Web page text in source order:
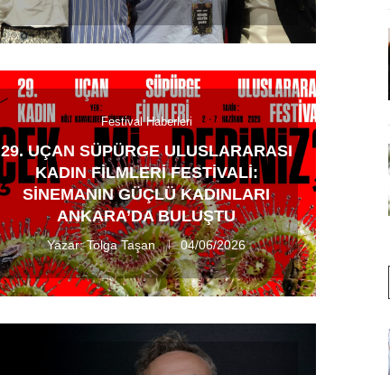
Festival Haberleri
29. UÇAN SÜPÜRGE ULUSLARARASI
KADIN FILMLERI FESTIVALI:
SINEMANIN GÜÇLÜ KADINLARI
ANKARA’DA BULUŞTU
Yazar:Tolga Taşan 04/06/2026